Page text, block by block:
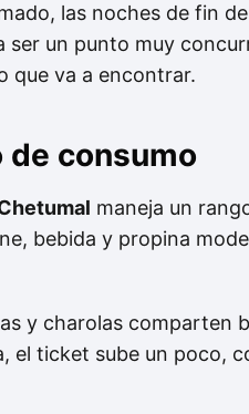
las noches de fin
ser un punto muy
que va a encontrar.
de consumo
maneja un
bebida y propina
y charolas comparten
el ticket sube un poco,